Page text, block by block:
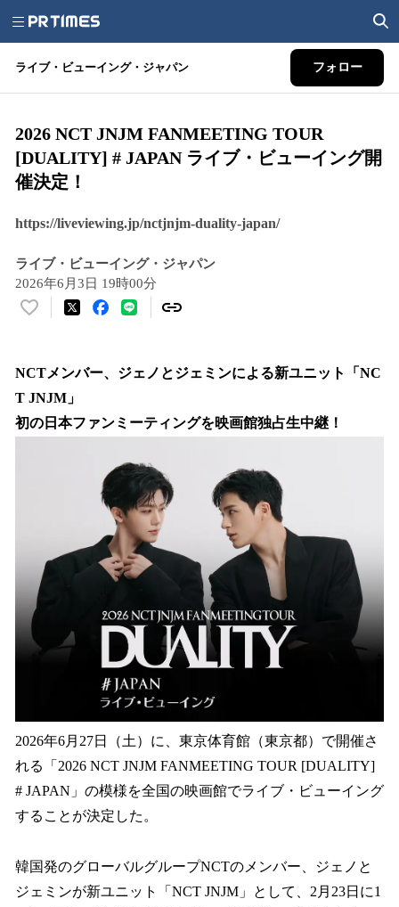
ライブ・ビューイング・ジャパン フォロー
2026 NCT JNJM FANMEETING TOUR
[DUALITY] # JAPAN ライブ・ビューイング開
催決定！
https://liveviewing.jp/nctjnjm-duality-japan/
ライブ・ビューイング・ジャパン
2026年6月3日 19時00分
い
！
数
読
NCTメンバー、ジェノとジェミンによる新ユニット「NC
T JNJM」
初の日本ファンミーティングを映画館独占生中継！
2026年6月27日（土）に、東京体育館（東京都）で開催さ
れる「2026 NCT JNJM FANMEETING TOUR [DUALITY]
# JAPAN」の模様を全国の映画館でライブ・ビューイング
することが決定した。
韓国発のグローバルグループNCTのメンバー、ジェノと
ジェミンが新ユニット「NCT JNJM」として、2月23日に1